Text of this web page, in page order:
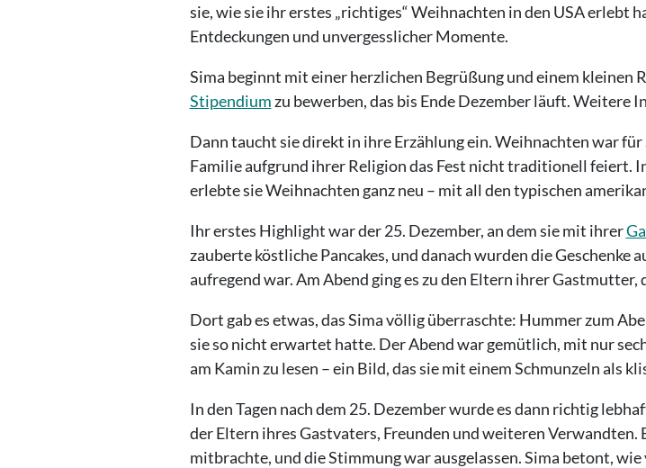
sie, wie sie ihr erstes „richtiges“ Weihnachten in den USA
Entdeckungen und unvergesslicher Momente.
Sima beginnt mit einer herzlichen Begrüßung und einem kleinen
Stipendium zu bewerben, das bis Ende Dezember läuft. Weitere
Dann taucht sie direkt in ihre Erzählung ein. Weihnachten war
Familie aufgrund ihrer Religion das Fest nicht traditionell feiert.
erlebte sie Weihnachten ganz neu – mit all den typischen
Ihr erstes Highlight war der 25. Dezember, an dem sie mit ihrer
zauberte köstliche Pancakes, und danach wurden die Geschenke
aufregend war. Am Abend ging es zu den Eltern ihrer Gastmutter,
Dort gab es etwas, das Sima völlig überraschte: Hummer zum
sie so nicht erwartet hatte. Der Abend war gemütlich, mit nur
am Kamin zu lesen – ein Bild, das sie mit einem Schmunzeln als
In den Tagen nach dem 25. Dezember wurde es dann richtig
der Eltern ihres Gastvaters, Freunden und weiteren Verwandten.
mitbrachte, und die Stimmung war ausgelassen. Sima betont,